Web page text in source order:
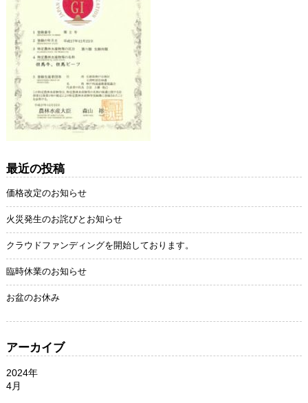
最近の投稿
価格改定のお知らせ
火災発生のお詫びとお知らせ
クラウドファンディングを開始しております。
臨時休業のお知らせ
お盆のお休み
アーカイブ
2024年
4月